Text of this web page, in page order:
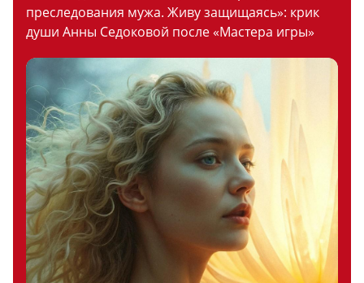
преследования мужа. Живу защищаясь»: крик
души Анны Седоковой после «Мастера игры»